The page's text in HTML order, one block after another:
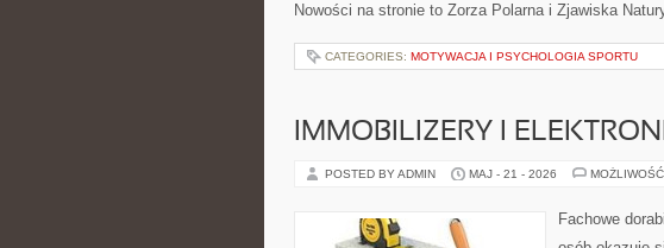
Nowości na stronie to Zorza Polarna i Zjawiska
CATEGORIES: MOTYWACJA I PSYCHOLOGIA SPORTU
IMMOBILIZERY I
POSTED BY ADMIN MAJ - 21 - 2026
Fachowe